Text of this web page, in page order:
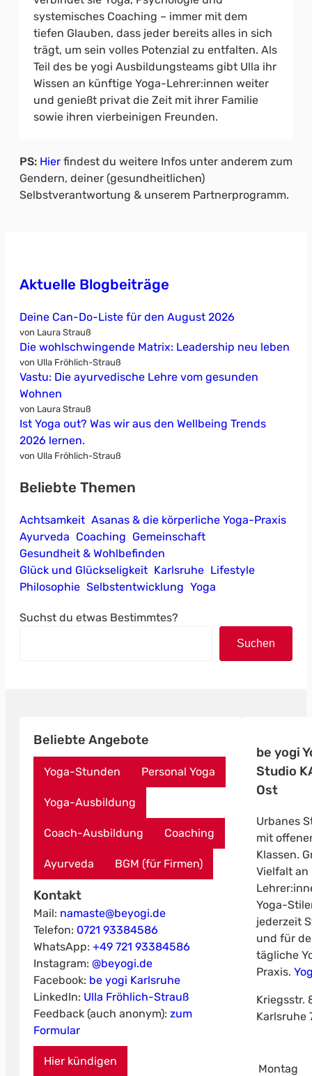
systemisches Coaching – immer mit dem
tiefen Glauben, dass jeder bereits alles in sich
trägt, um sein volles Potenzial zu entfalten. Als
Teil des be yogi Ausbildungsteams gibt Ulla ihr
Wissen an künftige Yoga-Lehrer:innen weiter
und genießt privat die Zeit mit ihrer Familie
sowie ihren vierbeinigen Freunden.
PS: Hier findest du weitere Infos unter anderem zum
Gendern, deiner (gesundheitlichen)
Selbstverantwortung & unserem Partnerprogramm.
Aktuelle Blogbeiträge
Deine Can-Do-Liste für den August 2026
von Laura Strauß
Die wohlschwingende Matrix: Leadership neu leben
von Ulla Fröhlich-Strauß
Vastu: Die ayurvedische Lehre vom gesunden
Wohnen
von Laura Strauß
Ist Yoga out? Was wir aus den Wellbeing Trends
2026 lernen.
von Ulla Fröhlich-Strauß
Beliebte Themen
Achtsamkeit Asanas & die körperliche Yoga-Praxis
Ayurveda Coaching Gemeinschaft
Gesundheit & Wohlbefinden
Glück und Glückseligkeit Karlsruhe Lifestyle
Philosophie Selbstentwicklung Yoga
Suchst du etwas Bestimmtes?
Suchen
Beliebte Angebote
Yoga-Stunden Personal Yoga
Yoga-Ausbildung
Coach-Ausbildung Coaching
Ayurveda BGM (für Firmen)
Kontakt
Mail: namaste@beyogi.de
Telefon: 0721 93384586
WhatsApp: +49 721 93384586
Instagram: @beyogi.de
Facebook: be yogi Karlsruhe
LinkedIn: Ulla Fröhlich-Strauß
Feedback (auch anonym): zum
Formular
Hier kündigen
be yogi
Studio
Ost
Urbanes
mit
Klassen.
Vielfalt an
Yoga-
jederzeit
und für
tägliche
Praxis.
Kriegsstr.
Karlsruhe
Montag